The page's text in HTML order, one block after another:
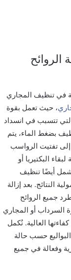
الروائح
في تنظيف المجاري
، حيث تعمل بقوة
تتسبب في انسداد
بضغط الماء، يتم
إلى تفتيت الرواسب
البكتيريا أو
أيضًا تنظيف
النتائج. بعد إزالة
جميع الروائح
السرداب أو المجاري
العالية. نُكمل
حسب حالة
وفعالة في جميع